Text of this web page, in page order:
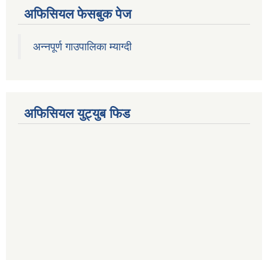
अफिसियल फेसबुक पेज
अन्नपूर्ण गाउपालिका म्याग्दी
अफिसियल युट्युब फिड